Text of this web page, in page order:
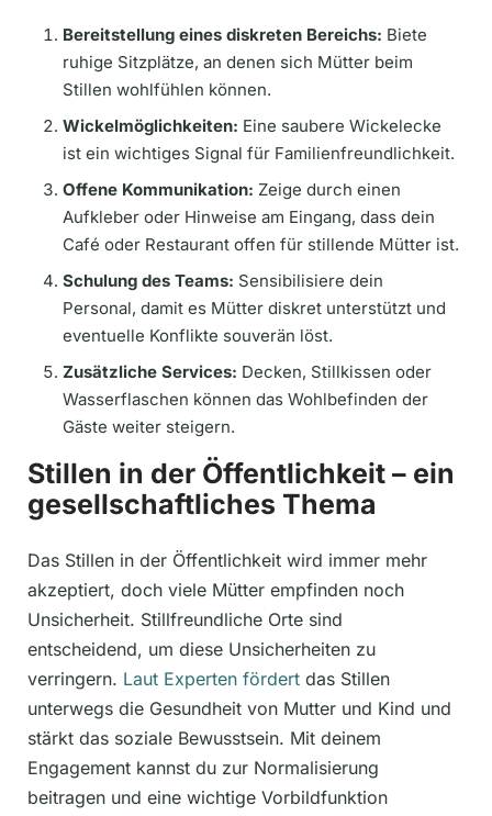
Bereitstellung eines diskreten Bereichs: Biete
ruhige Sitzplätze, an denen sich Mütter beim
Stillen wohlfühlen können.
Wickelmöglichkeiten: Eine saubere Wickelecke
ist ein wichtiges Signal für Familienfreundlichkeit.
Offene Kommunikation: Zeige durch einen
Aufkleber oder Hinweise am Eingang, dass dein
Café oder Restaurant offen für stillende Mütter ist.
Schulung des Teams: Sensibilisiere dein
Personal, damit es Mütter diskret unterstützt und
eventuelle Konflikte souverän löst.
Zusätzliche Services: Decken, Stillkissen oder
Wasserflaschen können das Wohlbefinden der
Gäste weiter steigern.
Stillen in der Öffentlichkeit – ein
gesellschaftliches Thema
Das Stillen in der Öffentlichkeit wird immer mehr
akzeptiert, doch viele Mütter empfinden noch
Unsicherheit. Stillfreundliche Orte sind
entscheidend, um diese Unsicherheiten zu
verringern. Laut Experten fördert das Stillen
unterwegs die Gesundheit von Mutter und Kind und
stärkt das soziale Bewusstsein. Mit deinem
Engagement kannst du zur Normalisierung
beitragen und eine wichtige Vorbildfunktion